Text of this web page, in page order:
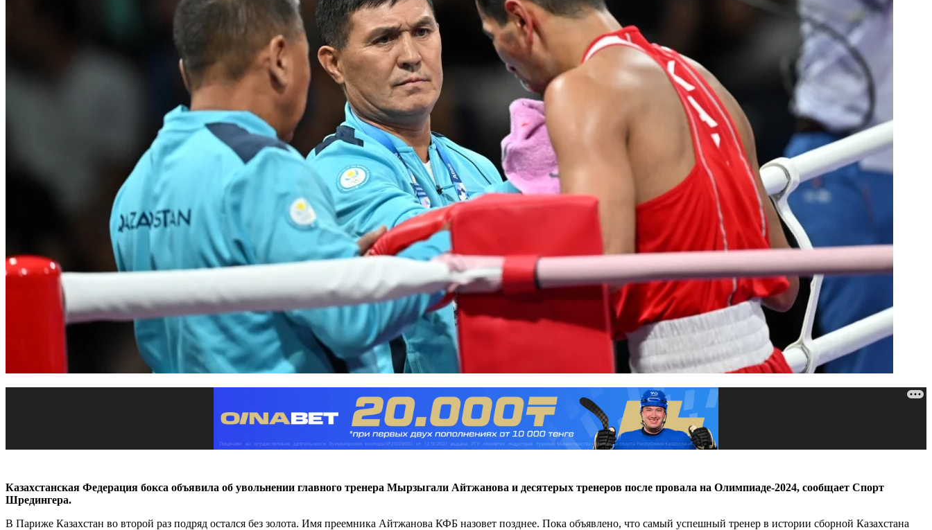
Казахстанская Федерация бокса объявила об увольнении главного тренера Мырзыгали Айтжанова и десятерых тренеров после провала на Олимпиаде-2024, сообщает Спорт
Шредингера.
В Париже Казахстан во второй раз подряд остался без золота. Имя преемника Айтжанова КФБ назовет позднее. Пока объявлено, что самый успешный тренер в истории сборной Казахстана